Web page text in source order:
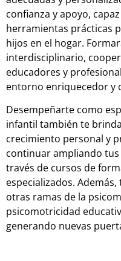
confianza y apoyo,
herramientas prácticas
hijos en el hogar.
interdisciplinario,
educadores y
entorno enriquecedor y
Desempeñarte como
infantil también te
crecimiento personal y
continuar ampliando
través de cursos de
especializados.
otras ramas de la
psicomotricidad
generando nuevas